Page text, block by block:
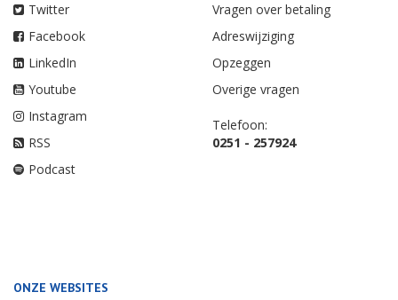
Twitter
Facebook
LinkedIn
Youtube
Instagram
RSS
Podcast
Vragen over betaling
Adreswijziging
Opzeggen
Overige vragen
Telefoon:
0251 - 257924
ONZE WEBSITES